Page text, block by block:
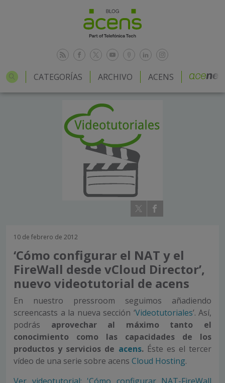
CATEGORÍAS ARCHIVO ACENS
10 de febrero de 2012
‘Cómo configurar el NAT y el
FireWall desde vCloud Director’,
nuevo videotutorial de acens
En nuestro pressroom seguimos añadiendo
screencasts a la nueva sección ‘Videotutoriales’. Así,
podrás aprovechar al máximo tanto el
conocimiento como las capacidades de los
productos y servicios de acens. Éste es el tercer
vídeo de una serie sobre acens Cloud Hosting.